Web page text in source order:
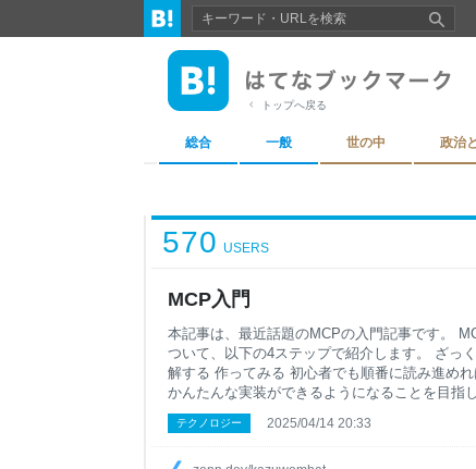
トップへ戻る
総合 一般 世の中 政治
MCP入門
570 USERS
本記事は、最近話題のMCPの入門記事です。
ついて、以下の4ステップで紹介します。 ざっ
解する 作ってみる 初心者でも順番に読み進めれ
かんたんな実装ができるようになることを目指
とは、ざっくり言うと、LLMアプリと外部サー
インターフェース(プロトコル)です。 LLMアプ
テクノロジー 2025/04/14 20:33